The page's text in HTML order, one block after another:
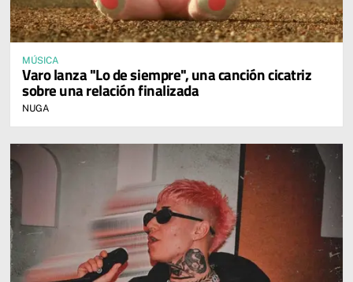
MÚSICA
Varo lanza "Lo de siempre", una canción cicatriz
sobre una relación finalizada
NUGA